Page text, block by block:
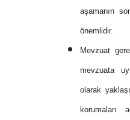
aşamanın
önemlidir.
Mevzuat
mevzuata
olarak
korumaları